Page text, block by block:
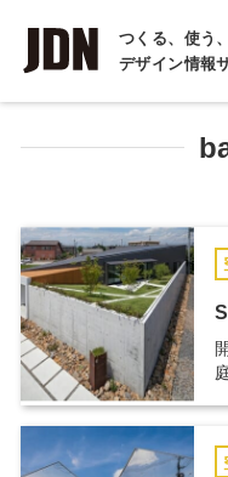
つくる、使う
デザイン情報
INTERVIEW
インタビュー
COLUMN
コラム